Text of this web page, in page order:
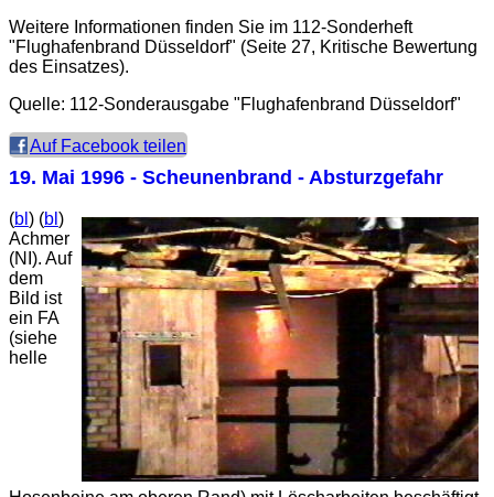
Weitere Informationen finden Sie im 112-Sonderheft
"Flughafenbrand Düsseldorf" (Seite 27, Kritische Bewertung
des Einsatzes).
Quelle: 112-Sonderausgabe "Flughafenbrand Düsseldorf"
Auf Facebook teilen
19. Mai 1996 - Scheunenbrand - Absturzgefahr
(bl ) (bl )
Achmer
(NI). Auf
dem
Bild ist
ein FA
(siehe
helle